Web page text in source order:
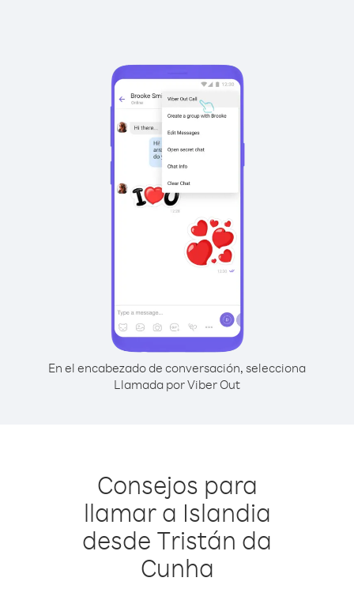
En el encabezado de conversación, selecciona
Llamada por Viber Out
Consejos para
llamar a Islandia
desde Tristán da
Cunha